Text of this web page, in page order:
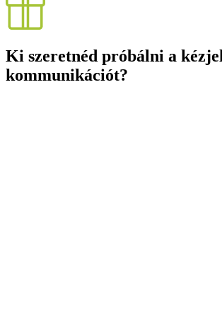
Ki szeretnéd próbálni a
kommunikációt?